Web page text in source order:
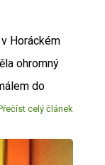
Horáckém
ohromný
do
celý článek